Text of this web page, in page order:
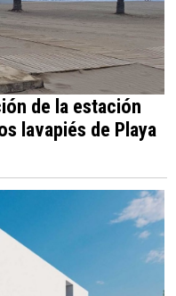
de la estación
lavapiés de Playa